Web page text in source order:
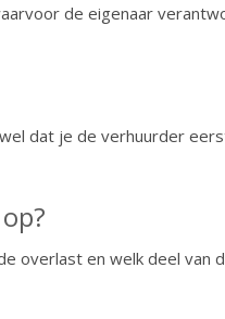
de eigenaar
dat je de verhuurder
overlast en welk deel van